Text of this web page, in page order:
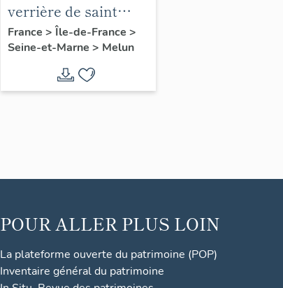
verrière de saint
François
France > Île-de-France >
Seine-et-Marne > Melun
POUR ALLER PLUS LOIN
La plateforme ouverte du patrimoine (POP)
Inventaire général du patrimoine